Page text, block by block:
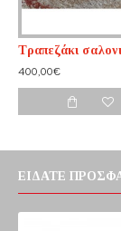
400,00€
ΕΊΔΑΤΕ